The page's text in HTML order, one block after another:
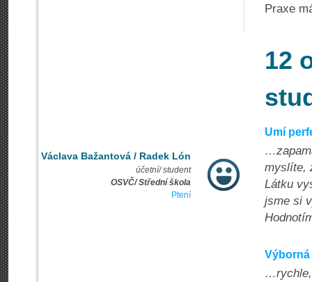
Praxe
12
Václava Bažantová / Radek Lón
účetní/ student
OSVČ/ Střední škola
Ptení
Umí
myslíte,
Látku
jsme si
…rychle,